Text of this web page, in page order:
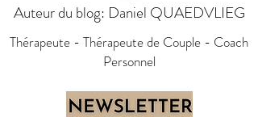
Auteur du blog: Daniel QUAEDVLIEG
Thérapeute - Thérapeute de Couple - Coach
Personnel